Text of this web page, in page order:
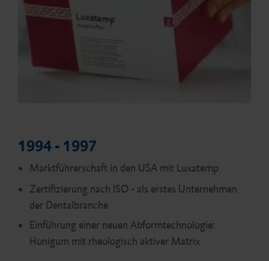
1994 - 1997
Marktführerschaft in den USA mit Luxatemp
Zertifizierung nach ISO - als erstes Unternehmen
der Dentalbranche
Einführung einer neuen Abformtechnologie:
Honigum mit rheologisch aktiver Matrix